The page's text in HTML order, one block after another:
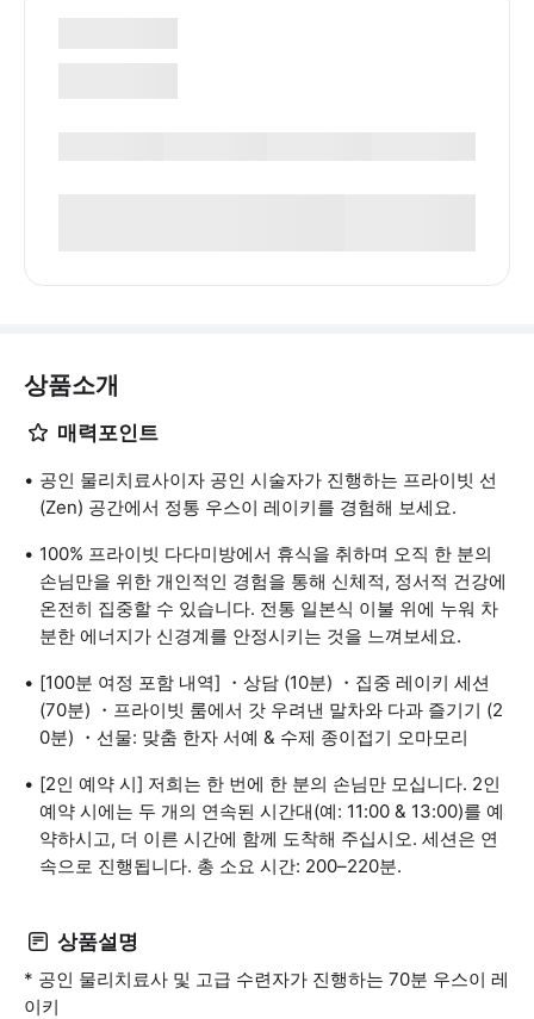
상품소개
매력포인트
공인 물리치료사이자 공인 시술자가 진행하는 프라이빗 선
(Zen) 공간에서 정통 우스이 레이키를 경험해 보세요.
100% 프라이빗 다다미방에서 휴식을 취하며 오직 한 분의
손님만을 위한 개인적인 경험을 통해 신체적, 정서적 건강에
온전히 집중할 수 있습니다. 전통 일본식 이불 위에 누워 차
분한 에너지가 신경계를 안정시키는 것을 느껴보세요.
[100분 여정 포함 내역] ・상담 (10분) ・집중 레이키 세션
(70분) ・프라이빗 룸에서 갓 우려낸 말차와 다과 즐기기 (2
0분) ・선물: 맞춤 한자 서예 & 수제 종이접기 오마모리
[2인 예약 시] 저희는 한 번에 한 분의 손님만 모십니다. 2인
예약 시에는 두 개의 연속된 시간대(예: 11:00 & 13:00)를 예
약하시고, 더 이른 시간에 함께 도착해 주십시오. 세션은 연
속으로 진행됩니다. 총 소요 시간: 200–220분.
상품설명
* 공인 물리치료사 및 고급 수련자가 진행하는 70분 우스이 레
이키